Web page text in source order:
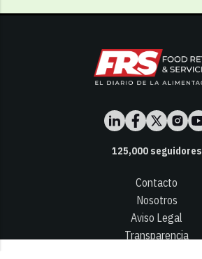
125,000seguidores
Contacto
Nosotros
Aviso Legal
Transparencia